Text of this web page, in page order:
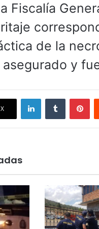
Fiscalía
de la
y
X
LinkedInTumblr